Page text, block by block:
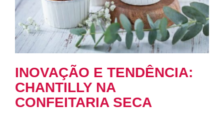
INOVAÇÃO E TENDÊNCIA:
CHANTILLY NA
CONFEITARIA SECA